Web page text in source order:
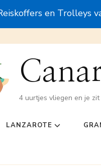
en Trolleys
4 uurtjes vliegen en je
LANZAROTE